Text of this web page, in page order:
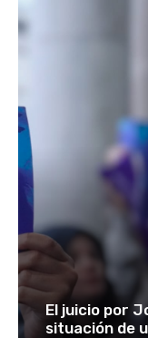
El juicio por
situación de